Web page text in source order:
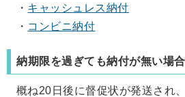
・ キャッシュレス納付
・ コンビニ納付
納期限を過ぎても納付が無い場
概ね20日後に督促状が発送され